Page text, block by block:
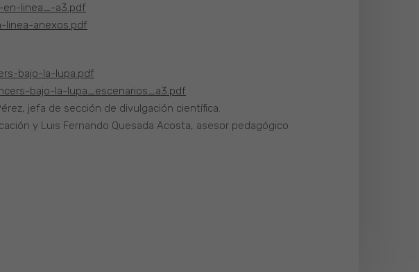
linea_-a3.pdf
anexos.pdf
bajo-la-lupa.pdf
bajo-la-lupa_escenarios_a3.pdf
jefa de sección de divulgación científica.
y Luis Fernando Quesada Acosta, asesor pedagógico